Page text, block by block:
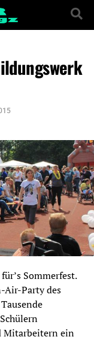
Sommerfest.
Air-Party des
Mitarbeitern ein